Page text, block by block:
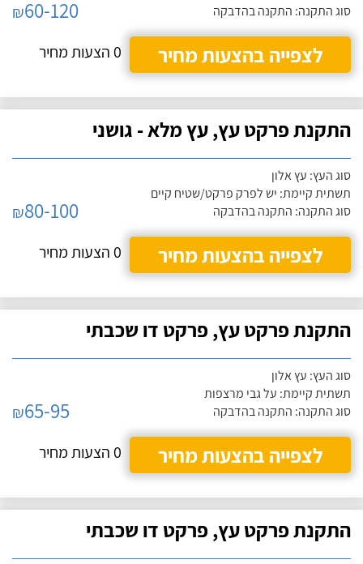
סוג התקנה: התקנה בהדבקה
₪60-120
לצפייה בהצעות מחיר
0 הצעות מחיר
התקנת פרקט עץ, עץ מלא - גושני
סוג העץ: עץ אלון
תשתית קיימת: יש לפרק פרקט/שטיח קיים
סוג התקנה: התקנה בהדבקה
₪80-100
לצפייה בהצעות מחיר
0 הצעות מחיר
התקנת פרקט עץ, פרקט דו שכבתי
סוג העץ: עץ אלון
תשתית קיימת: על גבי מרצפות
סוג התקנה: התקנה בהדבקה
₪65-95
לצפייה בהצעות מחיר
0 הצעות מחיר
התקנת פרקט עץ, פרקט דו שכבתי